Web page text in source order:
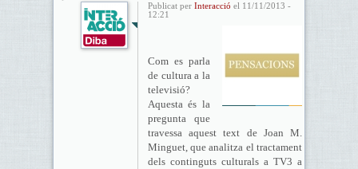
Publicat per Interacció el 11/11/2013 -
12:21
Com es parla
de cultura a la
televisió?
Aquesta és la
pregunta que
travessa aquest text de Joan M.
Minguet, que analitza el tractament
dels continguts culturals a TV3 a